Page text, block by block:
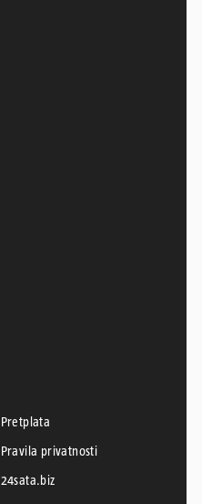
Pretplata
Pravila privatnosti
24sata.biz